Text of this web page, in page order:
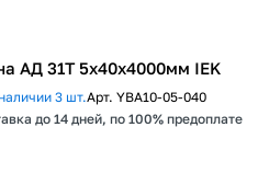
АД 31Т 5х40х4000мм IEK
3 шт.Арт. YBA10-05-040
до 14 дней, по 100% предоплате